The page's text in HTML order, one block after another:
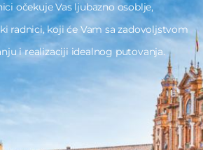
očekuje Vas ljubazno osoblje,
radnici, koji će Vam sa zadovoljstvom
i realizaciji idealnog putovanja.